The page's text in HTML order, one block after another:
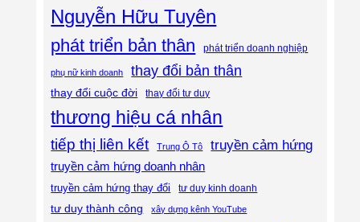
Nguyễn Hữu Tuyên
phát triển bản thân phát triển doanh nghiệp
phụ nữ kinh doanh thay đổi bản thân
thay đổi cuộc đời thay đổi tư duy
thương hiệu cá nhân
tiếp thị liên kết Trung Ô Tô truyền cảm hứng
truyền cảm hứng doanh nhân
truyền cảm hứng thay đổi tư duy kinh doanh
tư duy thành công xây dựng kênh YouTube